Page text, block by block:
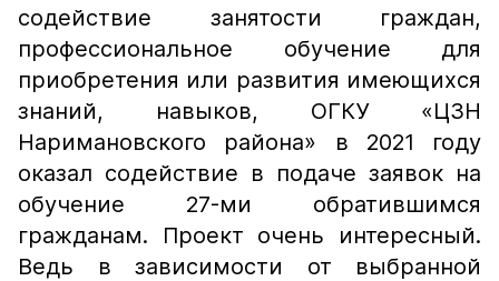
содействие занятости граждан,
профессиональное обучение для
приобретения или развития имеющихся
знаний, навыков, ОГКУ «ЦЗН
Наримановского района» в 2021 году
оказал содействие в подаче заявок на
обучение 27-ми обратившимся
гражданам. Проект очень интересный.
Ведь в зависимости от выбранной